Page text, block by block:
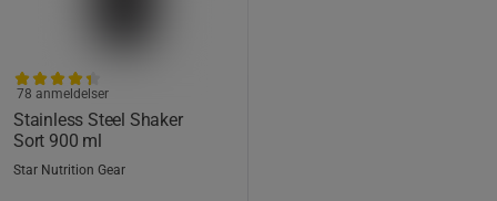
Stainless Steel Shaker
Sort 900 ml
78 anmeldelser
Star Nutrition Gear